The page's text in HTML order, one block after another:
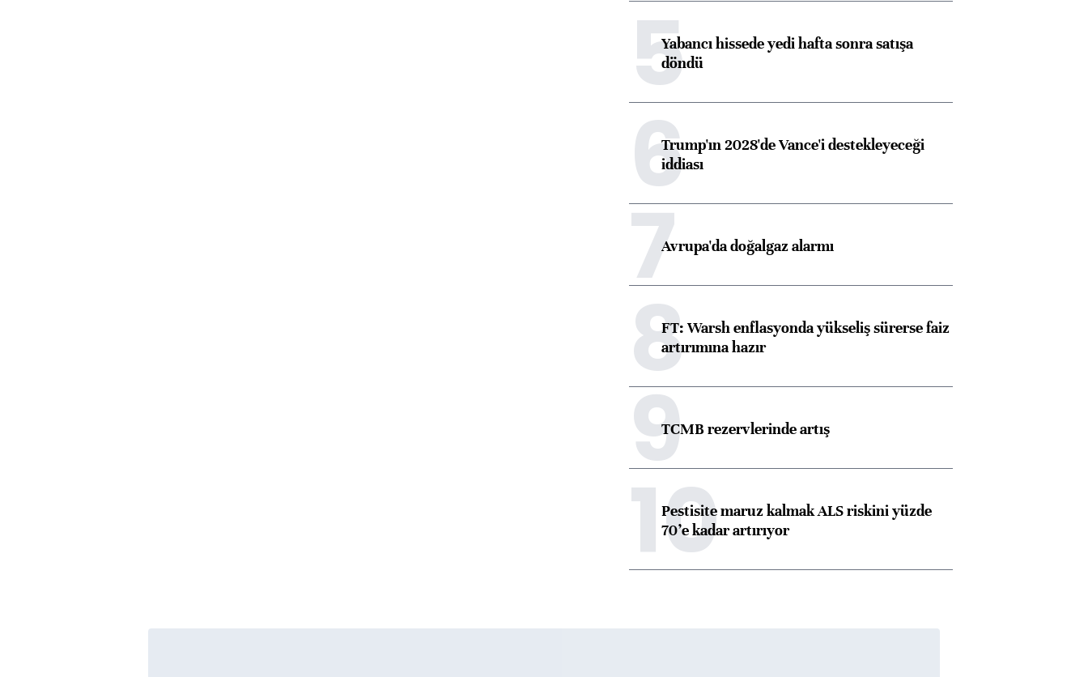
5Yabancı hissede yedi hafta sonra satışa
döndü
6Trump'ın 2028'de Vance'i destekleyeceği
iddiası
7Avrupa'da doğalgaz alarmı
8FT: Warsh enflasyonda yükseliş sürerse faiz
artırımına hazır
9TCMB rezervlerinde artış
10
Pestisite maruz kalmak ALS riskini yüzde
70’e kadar artırıyor